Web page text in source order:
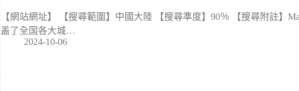
【網站網址】 【搜尋範圍】中國大陸 【搜尋準度】90％ 【搜尋附註】
盖了全国各大城…
2024-10-06